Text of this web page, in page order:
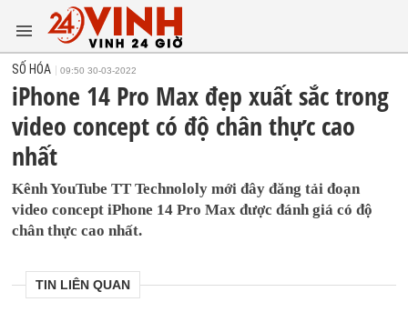
SỐ HÓA 09:50 30-03-2022
iPhone 14 Pro Max đẹp xuất sắc trong
video concept có độ chân thực cao
nhất
Kênh YouTube TT Technololy mới đây đăng tải đoạn
video concept iPhone 14 Pro Max được đánh giá có độ
chân thực cao nhất.
TIN LIÊN QUAN